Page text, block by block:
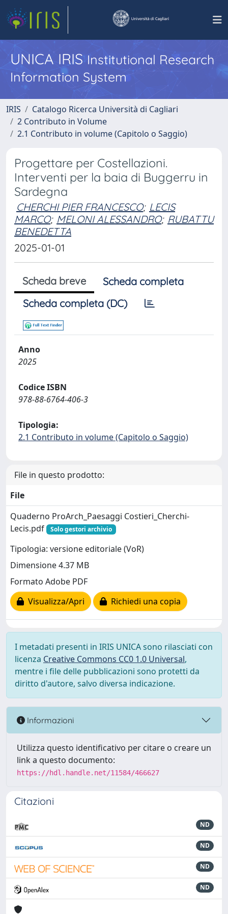
UNICA IRISInstitutional Research
Information System
IRIS
Catalogo Ricerca Università di Cagliari
2 Contributo in Volume
2.1 Contributo in volume (Capitolo o Saggio)
Progettare per Costellazioni.
Interventi per la baia di Buggerru in
Sardegna
CHERCHI PIER FRANCESCO; LECIS
MARCO; MELONI ALESSANDRO; RUBATTU
BENEDETTA
2025-01-01
Scheda breve
Scheda completa
Scheda completa (DC)
Anno
2025
Codice ISBN
978-88-6764-406-3
Tipologia:
2.1 Contributo in volume (Capitolo o Saggio)
File in questo prodotto:
File
Quaderno ProArch_Paesaggi Costieri_Cherchi-
Lecis.pdf
Solo gestori archivio
Tipologia: versione editoriale (VoR)
Dimensione 4.37 MB
Formato Adobe PDF
Visualizza/Apri
Richiedi una copia
I metadati presenti in IRIS UNICA sono rilasciati con
licenza Creative Commons CC0 1.0 Universal,
mentre i file delle pubblicazioni sono protetti da
diritto d'autore, salvo diversa indicazione.
Informazioni
Utilizza questo identificativo per citare o creare un
link a questo documento:
https://hdl.handle.net/11584/466627
Citazioni
ND
ND
ND
ND